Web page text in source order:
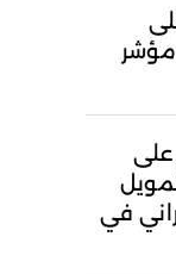
مؤشر
على
في